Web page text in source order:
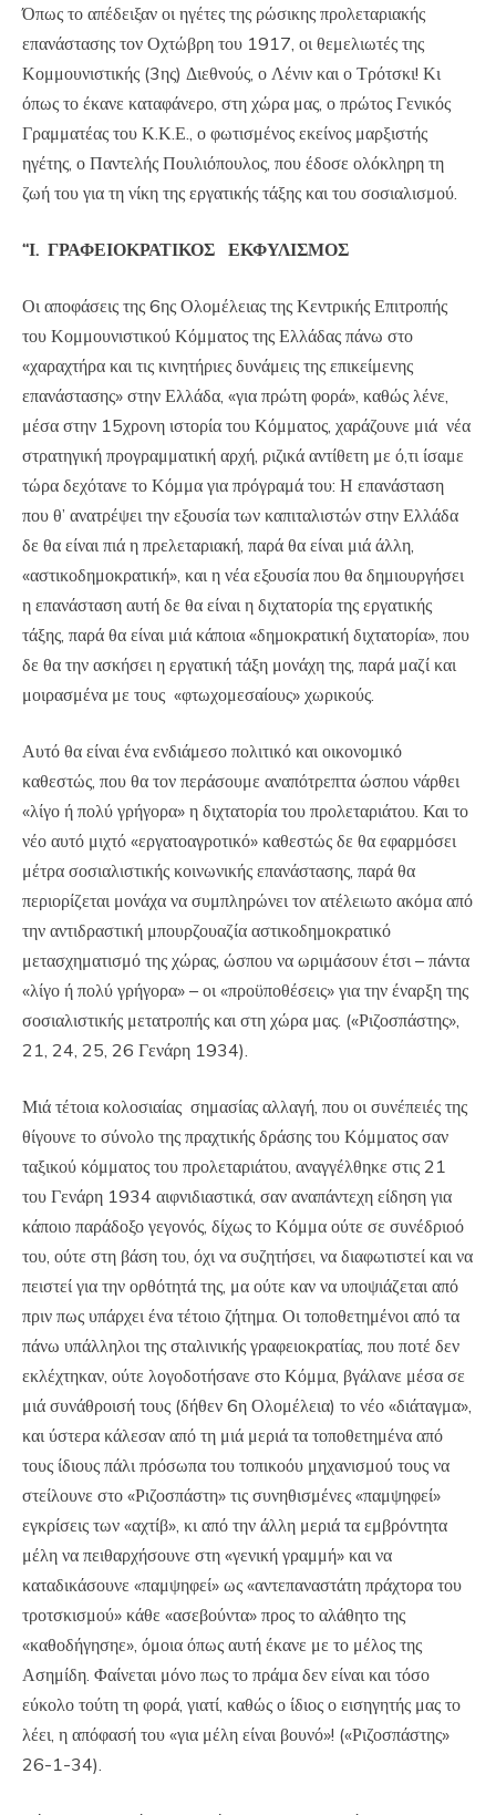
Όπως το απέδειξαν οι ηγέτες της ρώσικης προλεταριακής
επανάστασης τον Οχτώβρη του 1917, οι θεμελιωτές της
Κομμουνιστικής (3ης) Διεθνούς, ο Λένιν και ο Τρότσκι! Κι
όπως το έκανε καταφάνερο, στη χώρα μας, ο πρώτος Γενικός
Γραμματέας του Κ.Κ.Ε., ο φωτισμένος εκείνος μαρξιστής
ηγέτης, ο Παντελής Πουλιόπουλος, που έδοσε ολόκληρη τη
ζωή του για τη νίκη της εργατικής τάξης και του σοσιαλισμού.
“Ι. ΓΡΑΦΕΙΟΚΡΑΤΙΚΟΣ ΕΚΦΥΛΙΣΜΟΣ
Οι αποφάσεις της 6ης Ολομέλειας της Κεντρικής Επιτροπής
του Κομμουνιστικού Κόμματος της Ελλάδας πάνω στο
«χαραχτήρα και τις κινητήριες δυνάμεις της επικείμενης
επανάστασης» στην Ελλάδα, «για πρώτη φορά», καθώς λένε,
μέσα στην 15χρονη ιστορία του Κόμματος, χαράζουνε μιά νέα
στρατηγική προγραμματική αρχή, ριζικά αντίθετη με ό,τι ίσαμε
τώρα δεχότανε το Κόμμα για πρόγραμά του: Η επανάσταση
που θ’ ανατρέψει την εξουσία των καπιταλιστών στην Ελλάδα
δε θα είναι πιά η πρελεταριακή, παρά θα είναι μιά άλλη,
«αστικοδημοκρατική», και η νέα εξουσία που θα δημιουργήσει
η επανάσταση αυτή δε θα είναι η διχτατορία της εργατικής
τάξης, παρά θα είναι μιά κάποια «δημοκρατική διχτατορία», που
δε θα την ασκήσει η εργατική τάξη μονάχη της, παρά μαζί και
μοιρασμένα με τους «φτωχομεσαίους» χωρικούς.
Αυτό θα είναι ένα ενδιάμεσο πολιτικό και οικονομικό
καθεστώς, που θα τον περάσουμε αναπότρεπτα ώσπου νάρθει
«λίγο ή πολύ γρήγορα» η διχτατορία του προλεταριάτου. Και το
νέο αυτό μιχτό «εργατοαγροτικό» καθεστώς δε θα εφαρμόσει
μέτρα σοσιαλιστικής κοινωνικής επανάστασης, παρά θα
περιορίζεται μονάχα να συμπληρώνει τον ατέλειωτο ακόμα από
την αντιδραστική μπουρζουαζία αστικοδημοκρατικό
μετασχηματισμό της χώρας, ώσπου να ωριμάσουν έτσι – πάντα
«λίγο ή πολύ γρήγορα» – οι «προϋποθέσεις» για την έναρξη της
σοσιαλιστικής μετατροπής και στη χώρα μας. («Ριζοσπάστης»,
21, 24, 25, 26 Γενάρη 1934).
Μιά τέτοια κολοσιαίας σημασίας αλλαγή, που οι συνέπειές της
θίγουνε το σύνολο της πραχτικής δράσης του Κόμματος σαν
ταξικού κόμματος του προλεταριάτου, αναγγέλθηκε στις 21
του Γενάρη 1934 αιφνιδιαστικά, σαν αναπάντεχη είδηση για
κάποιο παράδοξο γεγονός, δίχως το Κόμμα ούτε σε συνέδριοό
του, ούτε στη βάση του, όχι να συζητήσει, να διαφωτιστεί και να
πειστεί για την ορθότητά της, μα ούτε καν να υποψιάζεται από
πριν πως υπάρχει ένα τέτοιο ζήτημα. Οι τοποθετημένοι από τα
πάνω υπάλληλοι της σταλινικής γραφειοκρατίας, που ποτέ δεν
εκλέχτηκαν, ούτε λογοδοτήσανε στο Κόμμα, βγάλανε μέσα σε
μιά συνάθροισή τους (δήθεν 6η Ολομέλεια) το νέο «διάταγμα»,
και ύστερα κάλεσαν από τη μιά μεριά τα τοποθετημένα από
τους ίδιους πάλι πρόσωπα του τοπικοόυ μηχανισμού τους να
στείλουνε στο «Ριζοσπάστη» τις συνηθισμένες «παμψηφεί»
εγκρίσεις των «αχτίβ», κι από την άλλη μεριά τα εμβρόντητα
μέλη να πειθαρχήσουνε στη «γενική γραμμή» και να
καταδικάσουνε «παμψηφεί» ως «αντεπαναστάτη πράχτορα του
τροτσκισμού» κάθε «ασεβούντα» προς το αλάθητο της
«καθοδήγησηε», όμοια όπως αυτή έκανε με το μέλος της
Ασημίδη. Φαίνεται μόνο πως το πράμα δεν είναι και τόσο
εύκολο τούτη τη φορά, γιατί, καθώς ο ίδιος ο εισηγητής μας το
λέει, η απόφασή του «για μέλη είναι βουνό»! («Ριζοσπάστης»
26-1-34).